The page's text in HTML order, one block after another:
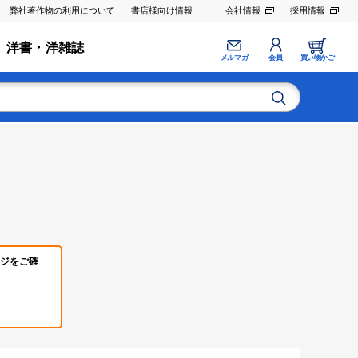
弊社著作物の利用について 書店様向け情報 会社情報 採用情報
洋書・洋雑誌
メルマガ 会員 買い物かご
をご確